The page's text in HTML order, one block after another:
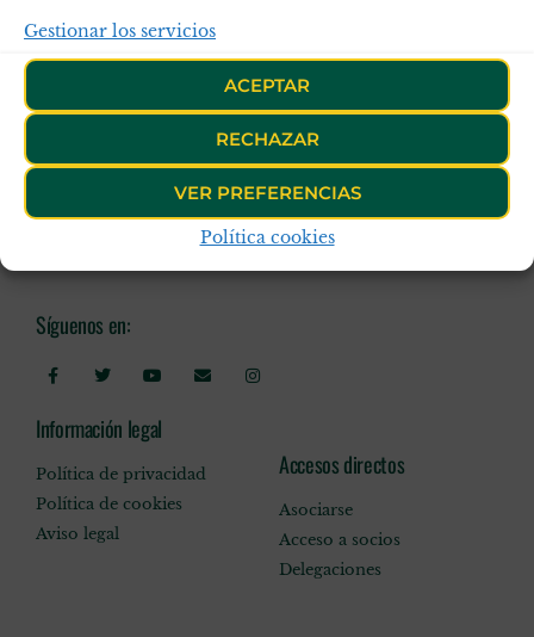
Gestionar los servicios
ACEPTAR
RECHAZAR
VER PREFERENCIAS
Política cookies
Síguenos en:
Información legal
Política de privacidad
Política de cookies
Aviso legal
Accesos directos
Asociarse
Acceso a socios
Delegaciones